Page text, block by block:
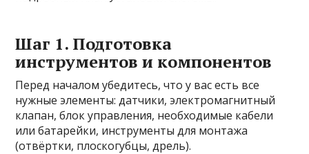
Шаг 1. Подготовка
инструментов и компонентов
Перед началом убедитесь, что у вас есть все
нужные элементы: датчики, электромагнитный
клапан, блок управления, необходимые кабели
или батарейки, инструменты для монтажа
(отвёртки, плоскогубцы, дрель).